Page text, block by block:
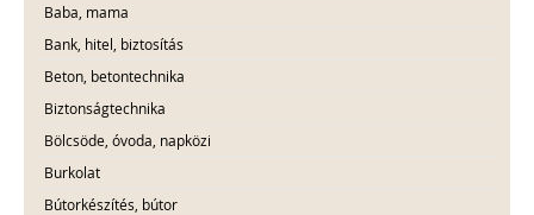
Baba, mama
Bank, hitel, biztosítás
Beton, betontechnika
Biztonságtechnika
Bölcsöde, óvoda, napközi
Burkolat
Bútorkészítés, bútor